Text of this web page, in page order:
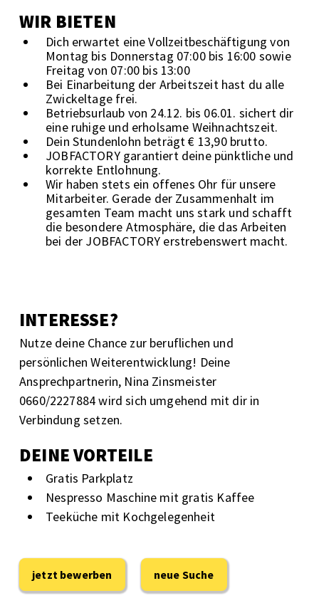
WIR BIETEN
Dich erwartet eine Vollzeitbeschäftigung von
Montag bis Donnerstag 07:00 bis 16:00 sowie
Freitag von 07:00 bis 13:00
Bei Einarbeitung der Arbeitszeit hast du alle
Zwickeltage frei.
Betriebsurlaub von 24.12. bis 06.01. sichert dir
eine ruhige und erholsame Weihnachtszeit.
Dein Stundenlohn beträgt € 13,90 brutto.
JOBFACTORY garantiert deine pünktliche und
korrekte Entlohnung.
Wir haben stets ein offenes Ohr für unsere
Mitarbeiter. Gerade der Zusammenhalt im
gesamten Team macht uns stark und schafft
die besondere Atmosphäre, die das Arbeiten
bei der JOBFACTORY erstrebenswert macht.
INTERESSE?
Nutze deine Chance zur beruflichen und
persönlichen Weiterentwicklung! Deine
Ansprechpartnerin, Nina Zinsmeister
0660/2227884 wird sich umgehend mit dir in
Verbindung setzen.
DEINE VORTEILE
Gratis Parkplatz
Nespresso Maschine mit gratis Kaffee
Teeküche mit Kochgelegenheit
jetzt bewerben neue Suche